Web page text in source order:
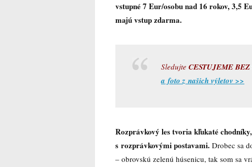
vstupné 7 Eur/osobu nad 16 rokov, 3,5
majú vstup zdarma.
Sledujte CESTUJEME
a foto z našich výletov >>
Rozprávkový les tvoria kľukaté
s rozprávkovými postavami. Drobec sa
– obrovskú zelenú húsenicu, tak som sa